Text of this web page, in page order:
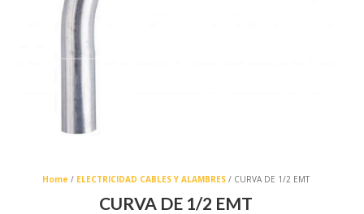
Home / ELECTRICIDAD CABLES Y ALAMBRES / CURVA DE 1/2 EMT
CURVA DE 1/2 EMT